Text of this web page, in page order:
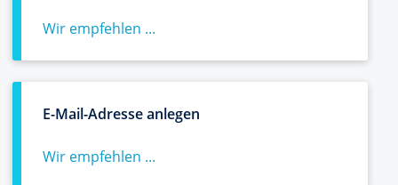
Wir empfehlen ...
E-Mail-Adresse anlegen
Wir empfehlen ...